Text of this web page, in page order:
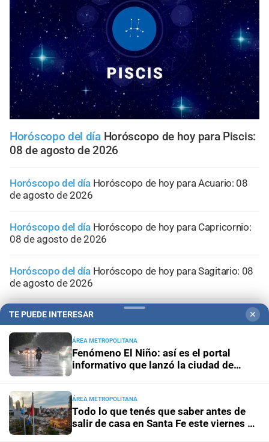
Horóscopo del día Horóscopo de hoy para Piscis:
08 de agosto de 2026
Horóscopo del día Horóscopo de hoy para Acuario: 08
de agosto de 2026
Horóscopo del día Horóscopo de hoy para Capricornio:
08 de agosto de 2026
Horóscopo del día Horóscopo de hoy para Sagitario: 08
de agosto de 2026
Horóscopo del díaHoróscopo de hoy para Escorpio: 08
de agosto de 2026
TE PUEDE INTERESAR ✕
ÁREA METROPOLITANA
Fenómeno El Niño: así es el portal
informativo que lanzó la ciudad de
ÁREA METROPOLITANA
Todo lo que tenés que saber antes de
salir de casa en Santa Fe este viernes 7